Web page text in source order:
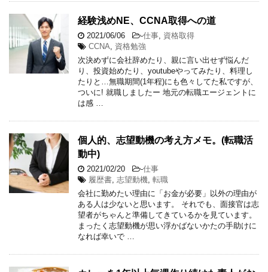
経験浅めNE、CCNA取得への道
2021/06/06 -仕事, 資格取得
CCNA, 資格勉強
次決めずに会社辞めたり、親に言い出せず悩んだ
り、投資始めたり、youtubeやってみたり、料理し
たりと…無職期間(1年程)にも色々してた私ですが、
ついに! 就職しましたー 地元の転職エージェントに
は感 …
個人的、志望動機の考え方メモ。(転職活
動中)
2021/02/20 -仕事
履歴書, 志望動機, 転職
会社に勤めたい理由に「お金が必要」以外の理由が
ある人は少ないと思います。 それでも、面接官は志
望者がちゃんと準備してきているかを見ています。
まったく志望動機が思い浮かばないかたの手助けに
なれば幸いで …